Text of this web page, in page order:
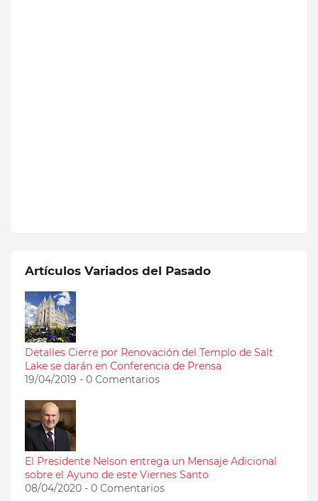
Artículos Variados del Pasado
Detalles Cierre por Renovación del Templo de Salt
Lake se darán en Conferencia de Prensa
19/04/2019 - 0 Comentarios
El Presidente Nelson entrega un Mensaje Adicional
sobre el Ayuno de este Viernes Santo
08/04/2020 - 0 Comentarios